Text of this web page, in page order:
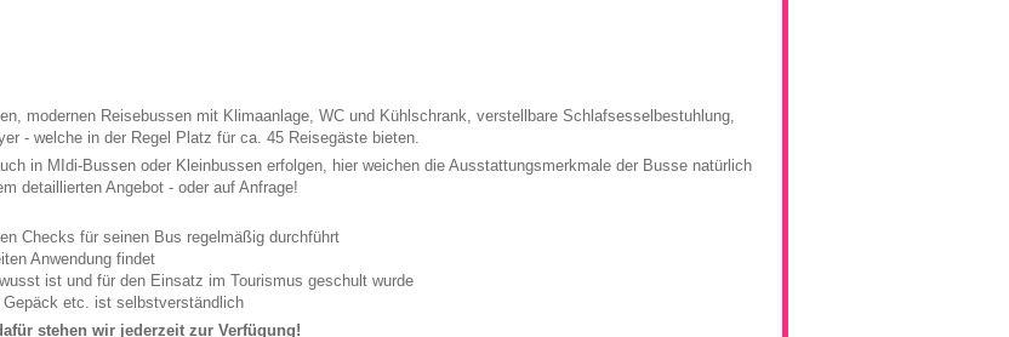
modernen Reisebussen mit Klimaanlage, WC und Kühlschrank, verstellbare Schlafsesselbestuhlung,
- welche in der Regel Platz für ca. 45 Reisegäste bieten.
in MIdi-Bussen oder Kleinbussen erfolgen, hier weichen die Ausstattungsmerkmale der Busse natürlich
detaillierten Angebot - oder auf Anfrage!
Checks für seinen Bus regelmäßig durchführt
Anwendung findet
ist und für den Einsatz im Tourismus geschult wurde
etc. ist selbstverständlich
stehen wir jederzeit zur Verfügung!